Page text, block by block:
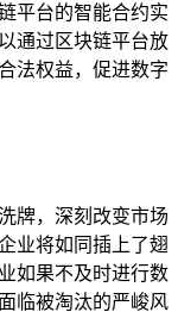
平台的智能合约实
通过区块链平台放
法权益，促进数字
牌，深刻改变市场
业将如同插上了翅
如果不及时进行数
临被淘汰的严峻风